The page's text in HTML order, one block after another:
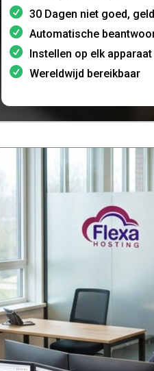
30 Dagen niet goed,
Automatische
Instellen op elk apparaat
Wereldwijd bereikbaar